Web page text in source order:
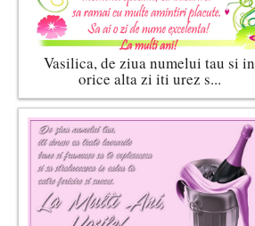
Vasilica, de ziua numelui tau si in
orice alta zi iti urez s...